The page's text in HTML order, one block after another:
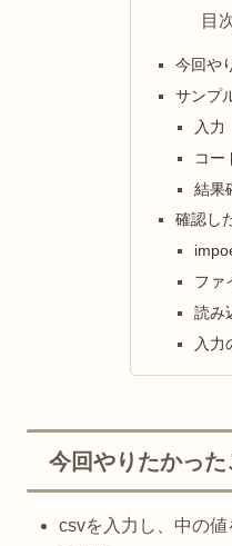
目
今回や
サンプ
入力
コー
結果
確認し
ファ
読み
入力
今回やりたかった
csvを入力し、中の